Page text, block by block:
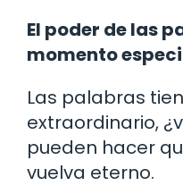
El poder de las
momento
Las palabras
extraordinario,
pueden hacer
vuelva eterno.